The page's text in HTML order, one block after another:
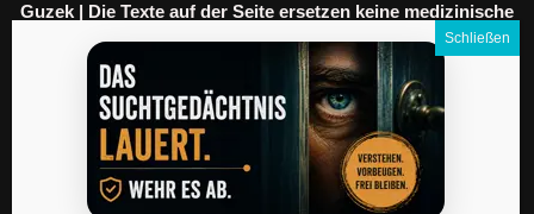
Guzek | Die Texte auf der Seite ersetzen keine medizinische
Beratung.
Meine Daten|Datenschutz|Impressum AGB|Kontakt
English version
Coaching